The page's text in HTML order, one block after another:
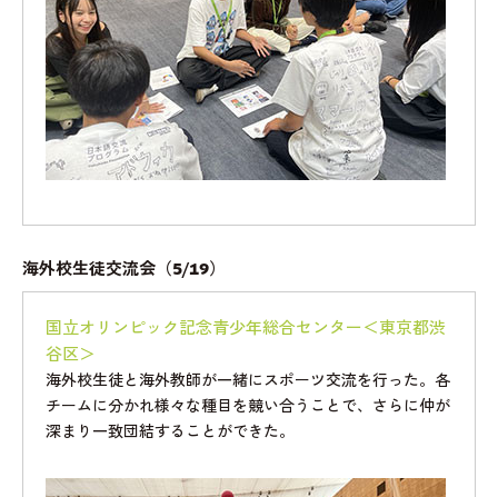
海外校生徒交流会（5/19）
国立オリンピック記念青少年総合センター＜東京都渋
谷区＞
海外校生徒と海外教師が一緒にスポーツ交流を行った。各
チームに分かれ様々な種目を競い合うことで、さらに仲が
深まり一致団結することができた。